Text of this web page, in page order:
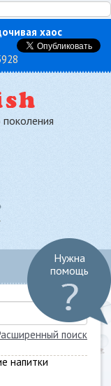
хаос
поиск
напитки
Нужна
помощь